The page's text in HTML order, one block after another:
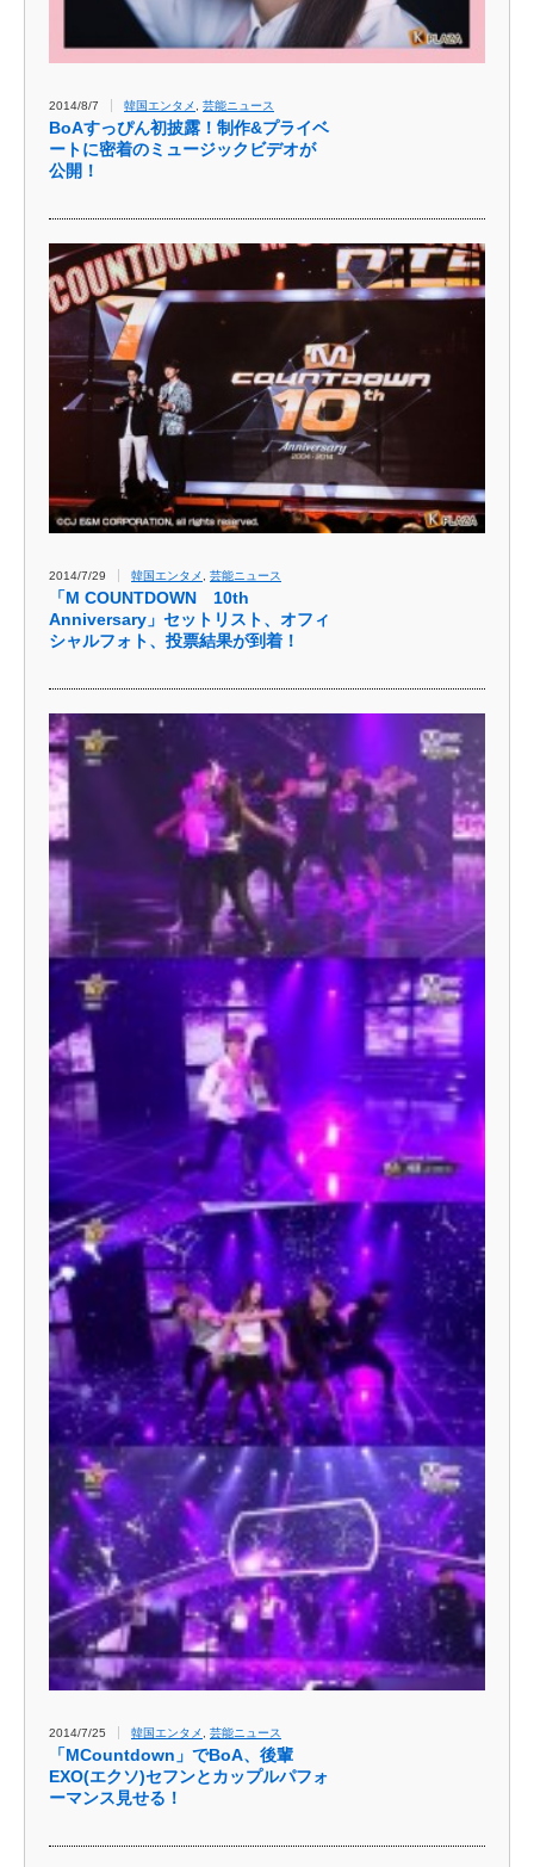
2014/8/7 韓国エンタメ , 芸能ニュース
BoAすっぴん初披​露！制作&プライベ
ー​トに密着のミュージッ​クビデオが
公開！
2014/7/29 韓国エンタメ 芸能ニュース
「M COUNTDOWN 10th
Anniversary」セットリスト、オフィ
シャルフォト、投票結果が到着！
2014/7/25 韓国エンタメ , 芸能ニュース
「MCountdown」でBoA、後輩
EXO(エクソ)セフンとカップルパフォ
ーマンス見せる！